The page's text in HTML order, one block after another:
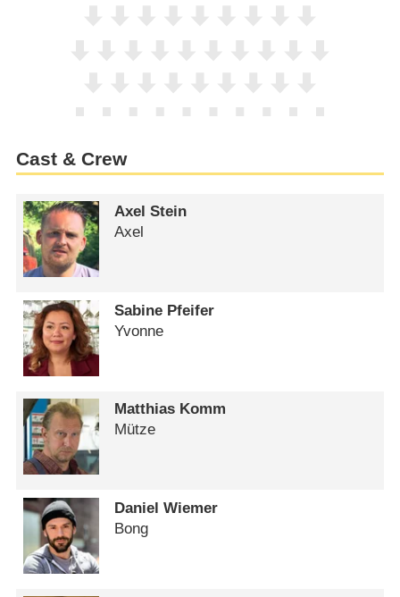
Cast & Crew
Axel Stein
Axel
Sabine Pfeifer
Yvonne
Matthias Komm
Mütze
Daniel Wiemer
Bong